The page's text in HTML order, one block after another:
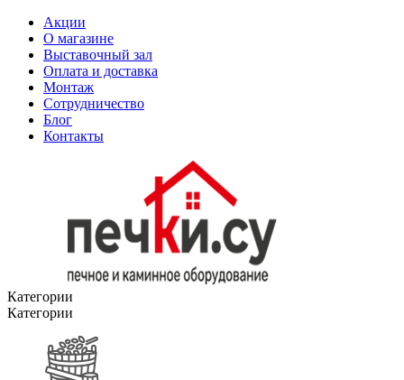
Акции
О магазине
Выставочный зал
Оплата и доставка
Монтаж
Сотрудничество
Блог
Контакты
Категории
Категории